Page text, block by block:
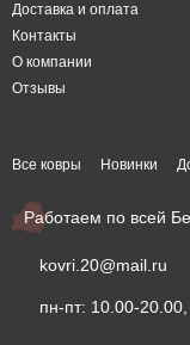
Доставка и оплата
Контакты
О компании
Отзывы
Все ковры Новинки
Работаем по всей
kovri.20@mail.ru
пн-пт: 10.00-